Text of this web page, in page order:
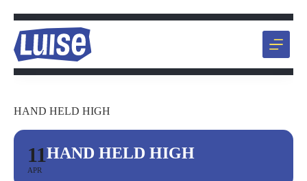
Zum
Inhalt
springen
HAND HELD HIGH
11
APR
HAND HELD HIGH